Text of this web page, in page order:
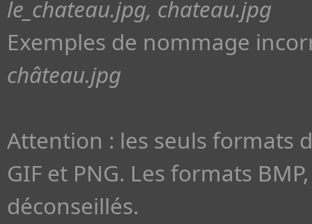
le_chateau.jpg, chateau.jpg
Exemples de nommage
château.jpg
Attention : les seuls formats
GIF et PNG. Les formats
déconseillés.